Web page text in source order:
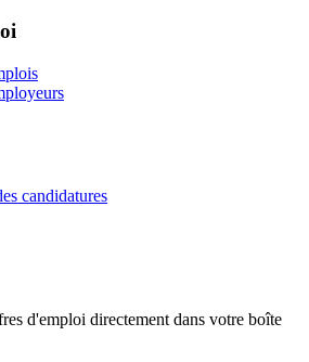
candidatures
d'emploi directement dans votre boîte